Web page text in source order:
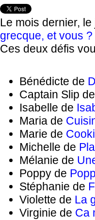
Le mois dernier,
grecque, et vous ?
Ces deux défis
Bénédicte de
Captain Slip de
Isabelle de
Maria de
Marie de
Michelle de
Mélanie de
Poppy de
Stéphanie de
Violette de La
Virginie de Ca